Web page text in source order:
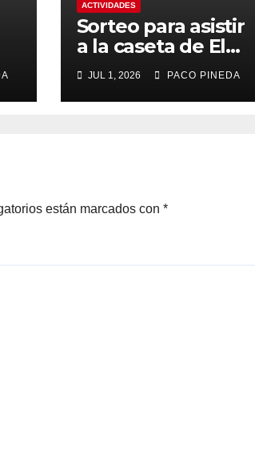
ACTIVIDADES
Sorteo para asistir
a la caseta de El
Rengue, Feria de
Málaga 2026
JUL 1, 2026 PACO PINEDA
están marcados con *